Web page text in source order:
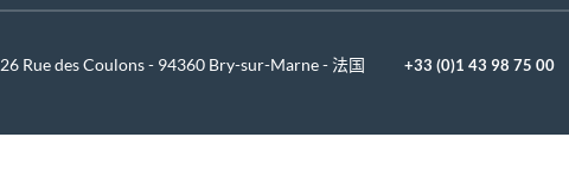
26 Rue des Coulons - 94360 Bry-sur-Marne - 法国 +33 (0)1 43 98 75 00